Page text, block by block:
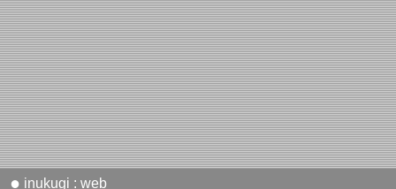
● inukugi : web